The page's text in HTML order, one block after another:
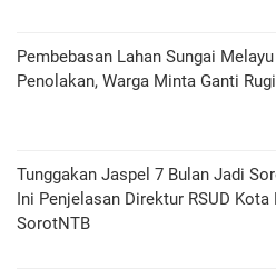
Pembebasan Lahan Sungai
Penolakan, Warga Minta Ganti
Tunggakan Jaspel 7 Bulan Jadi
Ini Penjelasan Direktur RSUD Kota
SorotNTB